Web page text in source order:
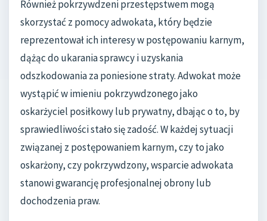
Również pokrzywdzeni przestępstwem mogą
skorzystać z pomocy adwokata, który będzie
reprezentował ich interesy w postępowaniu karnym,
dążąc do ukarania sprawcy i uzyskania
odszkodowania za poniesione straty. Adwokat może
wystąpić w imieniu pokrzywdzonego jako
oskarżyciel posiłkowy lub prywatny, dbając o to, by
sprawiedliwości stało się zadość. W każdej sytuacji
związanej z postępowaniem karnym, czy to jako
oskarżony, czy pokrzywdzony, wsparcie adwokata
stanowi gwarancję profesjonalnej obrony lub
dochodzenia praw.